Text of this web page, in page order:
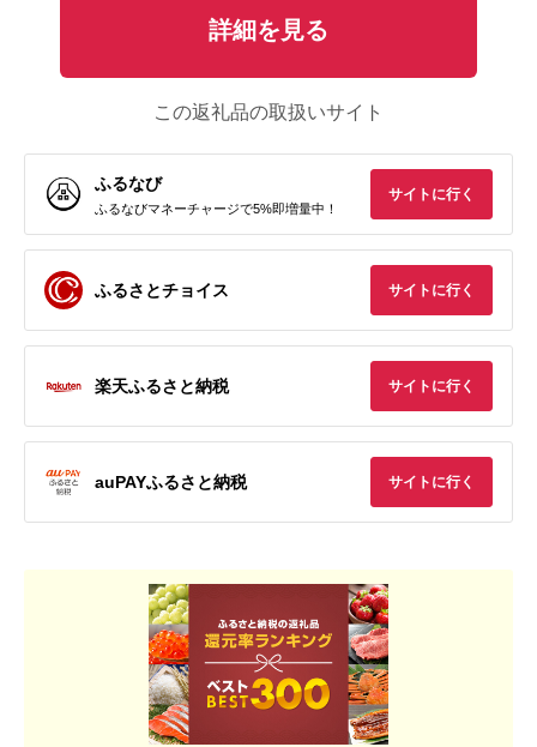
詳細を見る
この返礼品の取扱いサイト
ふるなび
ふるなびマネーチャージで5%即増量中！
サイトに行く
ふるさとチョイス サイトに行く
楽天ふるさと納税 サイトに行く
auPAYふるさと納税 サイトに行く